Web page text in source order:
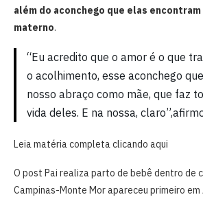
além do aconchego que elas encontram
materno.
“Eu acredito que o amor é o que
o acolhimento, esse aconchego
nosso abraço como mãe, que faz
vida deles. E na nossa,
Leia matéria completa clicando aqui
O post Pai realiza parto de bebê dentro de
Campinas-Monte Mor apareceu primeiro em